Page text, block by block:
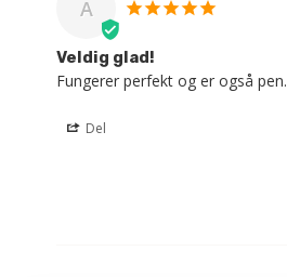
A
Veldig glad!
Fungerer perfekt og er også pen.
Del